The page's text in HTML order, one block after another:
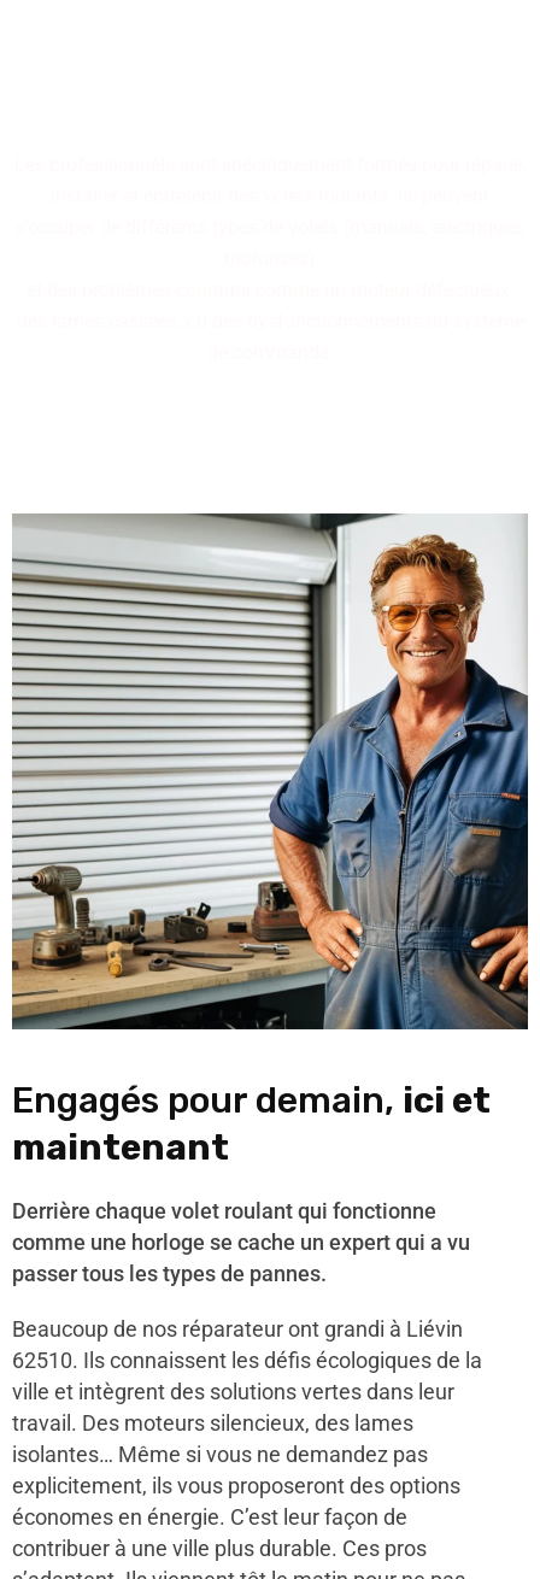
Engagés pour demain, ici et
maintenant
Derrière chaque volet roulant qui fonctionne
comme une horloge se cache un expert qui a vu
passer tous les types de pannes.
Beaucoup de nos réparateur ont grandi à Liévin
62510. Ils connaissent les défis écologiques de la
ville et intègrent des solutions vertes dans leur
travail. Des moteurs silencieux, des lames
isolantes… Même si vous ne demandez pas
explicitement, ils vous proposeront des options
économes en énergie. C’est leur façon de
contribuer à une ville plus durable. Ces pros